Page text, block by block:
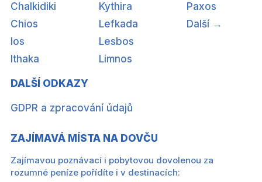
Chalkidiki
Chios
Ios
Ithaka
Kythira
Lefkada
Lesbos
Limnos
Paxos
Další →
DALŠÍ ODKAZY
GDPR a zpracování údajů
ZAJÍMAVÁ MÍSTA NA DOVČU
Zajímavou poznávací i pobytovou dovolenou za
rozumné peníze pořídíte i v destinacích: